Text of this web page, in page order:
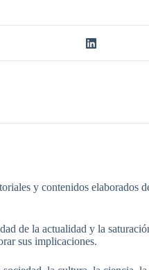
y contenidos elaborados
de la actualidad y la
sus implicaciones.